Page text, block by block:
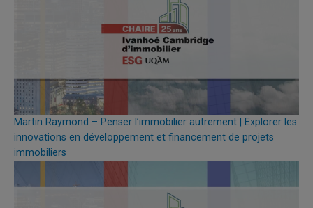
Martin Raymond – Penser l’immobilier autrement | Explorer les
innovations en développement et financement de projets
immobiliers